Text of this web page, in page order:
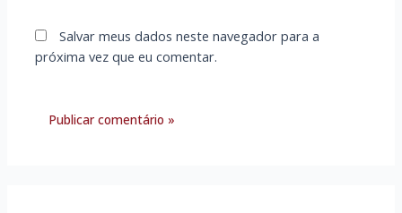
Salvar meus dados neste navegador para a
próxima vez que eu comentar.